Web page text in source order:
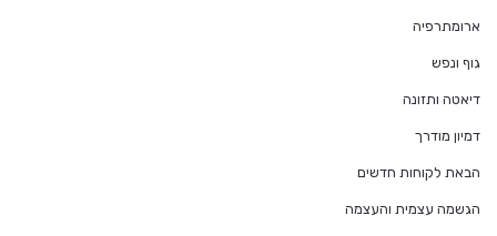
ארומתרפיה
גוף ונפש
דיאטה ותזונה
דמיון מודרך
הבאת לקוחות חדשים
הגשמה עצמית והעצמה